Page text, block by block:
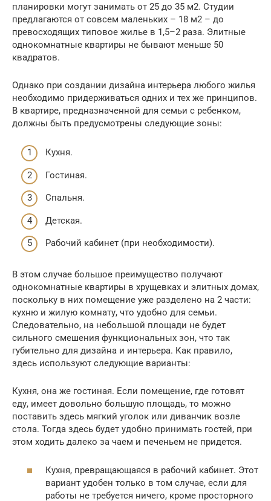
планировки могут занимать от 25 до 35 м2. Студии
предлагаются от совсем маленьких – 18 м2 – до
превосходящих типовое жилье в 1,5–2 раза. Элитные
однокомнатные квартиры не бывают меньше 50
квадратов.
Однако при создании дизайна интерьера любого жилья
необходимо придерживаться одних и тех же принципов.
В квартире, предназначенной для семьи с ребенком,
должны быть предусмотрены следующие зоны:
Кухня.
Гостиная.
Спальня.
Детская.
Рабочий кабинет (при необходимости).
В этом случае большое преимущество получают
однокомнатные квартиры в хрущевках и элитных домах,
поскольку в них помещение уже разделено на 2 части:
кухню и жилую комнату, что удобно для семьи.
Следовательно, на небольшой площади не будет
сильного смешения функциональных зон, что так
губительно для дизайна и интерьера. Как правило,
здесь используют следующие варианты:
Кухня, она же гостиная. Если помещение, где готовят
еду, имеет довольно большую площадь, то можно
поставить здесь мягкий уголок или диванчик возле
стола. Тогда здесь будет удобно принимать гостей, при
этом ходить далеко за чаем и печеньем не придется.
Кухня, превращающаяся в рабочий кабинет. Этот
вариант удобен только в том случае, если для
работы не требуется ничего, кроме просторного